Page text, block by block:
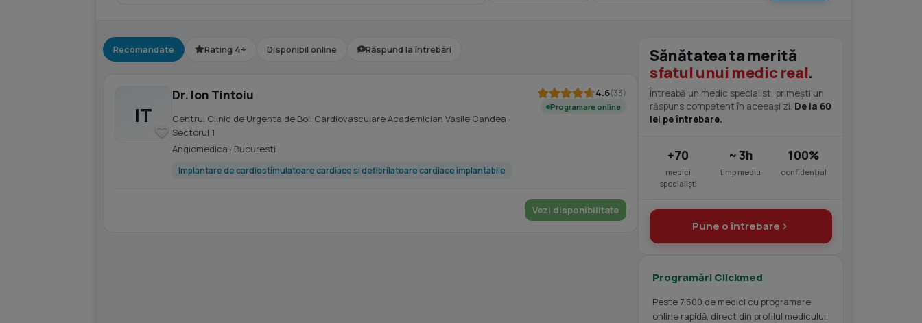
Recomandate Rating 4+ Disponibil online Răspund la întrebări
IT
Dr. Ion Tintoiu
Centrul Clinic de Urgenta de Boli Cardiovasculare Academician Vasile Candea ·
Sectorul 1
Angiomedica · Bucuresti
Implantare de cardiostimulatoare cardiace si defibrilatoare cardiace implantabile
4.6(33)
Programare online
Vezi disponibilitate
Sănătatea ta merită
sfatul unui medic real.
Întreabă un medic specialist, primești un
răspuns competent în aceeași zi. De la 60
lei pe întrebare.
+70
medici
specialiști
~ 3h
timp mediu
100%
confidențial
Pune o întrebare
Programări Clickmed
Peste 7.500 de medici cu programare
online rapidă, direct din profilul medicului.